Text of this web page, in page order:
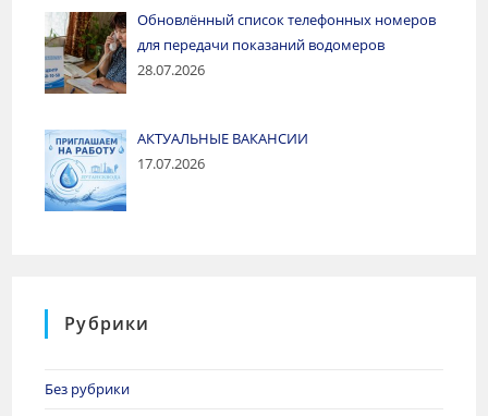
Обновлённый список телефонных номеров
для передачи показаний водомеров
28.07.2026
АКТУАЛЬНЫЕ ВАКАНСИИ
17.07.2026
Рубрики
Без рубрики